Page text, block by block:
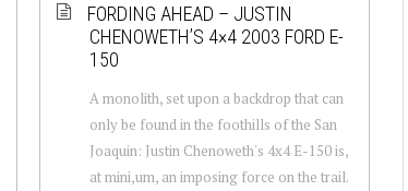
FORDING AHEAD – JUSTIN
CHENOWETH’S 4×4 2003 FORD E-
150
A monolith, set upon a backdrop that can
only be found in the foothills of the San
Joaquin: Justin Chenoweth's 4x4 E-150 is,
at mini,um, an imposing force on the trail.